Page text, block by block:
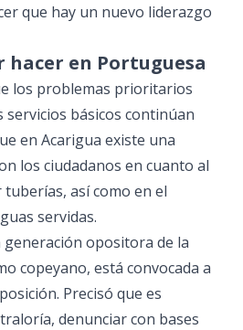
que hay un nuevo liderazgo
hacer en Portuguesa
los problemas prioritarios
servicios básicos continúan
en Acarigua existe una
los ciudadanos en cuanto al
así como en el
servidas.
generación opositora de la
copeyano, está convocada a
Precisó que es
denunciar con bases